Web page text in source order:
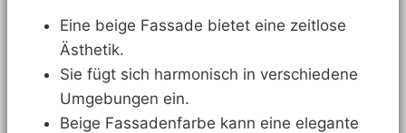
Eine beige Fassade bietet eine zeitlose
Ästhetik.
Sie fügt sich harmonisch in verschiedene
Umgebungen ein.
Beige Fassadenfarbe kann eine elegante